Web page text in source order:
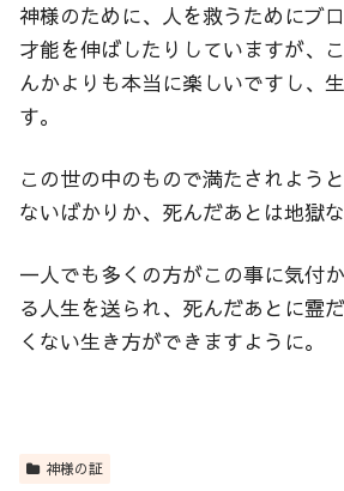
神様のために、人を救うためにブ
才能を伸ばしたりしていますが、
んかよりも本当に楽しいですし、
す。
この世の中のもので満たされよう
ないばかりか、死んだあとは地獄な
一人でも多くの方がこの事に気付
る人生を送られ、死んだあとに霊
くない生き方ができますように。
神様の証